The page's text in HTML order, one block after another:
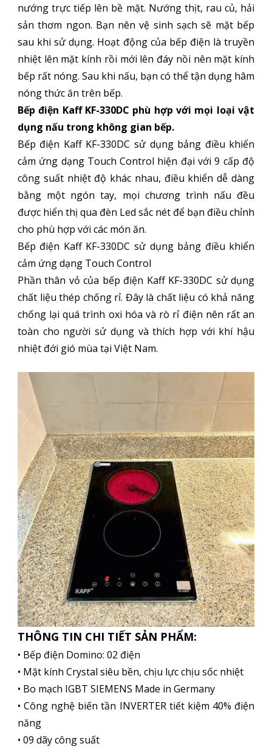
nướng trực tiếp lên bề mặt. Nướng thịt, rau củ, hải
sản thơm ngon. Bạn nên vệ sinh sạch sẽ mặt bếp
sau khi sử dụng. Hoạt động của bếp điện là truyền
nhiệt lên mặt kính rồi mới lên đáy nồi nên mặt kính
bếp rất nóng. Sau khi nấu, bạn có thể tận dụng hâm
nóng thức ăn trên bếp.
Bếp điện Kaff KF-330DC phù hợp với mọi loại vật
dụng nấu trong không gian bếp.
Bếp điện Kaff KF-330DC sử dụng bảng điều khiển
cảm ứng dạng Touch Control hiện đại với 9 cấp độ
công suất nhiệt độ khác nhau, điều khiển dễ dàng
bằng một ngón tay, mọi chương trình nấu đều
được hiển thị qua đèn Led sắc nét để bạn điều chỉnh
cho phù hợp với các món ăn.
Bếp điện Kaff KF-330DC sử dụng bảng điều khiển
cảm ứng dạng Touch Control
Phần thân vỏ của bếp điện Kaff KF-330DC sử dụng
chất liệu thép chống rỉ. Đây là chất liệu có khả năng
chống lại quá trình oxi hóa và rò rỉ điện nên rất an
toàn cho người sử dụng và thích hợp với khí hậu
nhiệt đới gió mùa tại Việt Nam.
THÔNG TIN CHI TIẾT SẢN PHẨM:
• Bếp điện Domino: 02 điện
• Mặt kính Crystal siêu bền, chịu lực chịu sốc nhiệt
• Bo mạch IGBT SIEMENS Made in Germany
• Công nghệ biến tần INVERTER tiết kiệm 40% điện
năng
• 09 dãy công suất